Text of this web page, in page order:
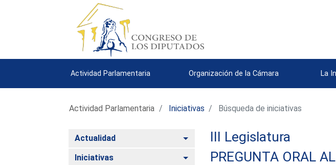
Actividad Parlamentaria Organización de la Cámara La
Actividad Parlamentaria Iniciativas Búsqueda de iniciativas
Actualidad Alternar
Iniciativas
Alternar
III Legislatura
PREGUNTA ORAL